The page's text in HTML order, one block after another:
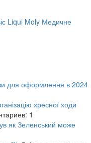
Liqui Moly Медичне
для оформлення в 2024
хресної ходи
1
як Зеленський може